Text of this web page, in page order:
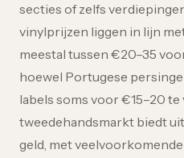
secties of zelfs
vinylprijzen liggen in lijn
meestal tussen €20–35
hoewel Portugese
labels soms voor €15–20 te
tweedehandsmarkt biedt
geld, met